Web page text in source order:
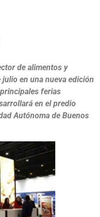
de alimentos y
en una nueva edición
ferias
en el predio
Autónoma de Buenos